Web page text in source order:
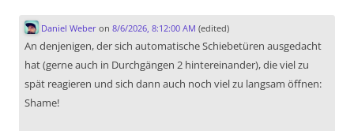
Daniel Weberon 8/6/2026, 8:12:00 AM (edited)
An denjenigen, der sich automatische Schiebetüren ausgedacht
hat (gerne auch in Durchgängen 2 hintereinander), die viel zu
spät reagieren und sich dann auch noch viel zu langsam öffnen:
Shame!